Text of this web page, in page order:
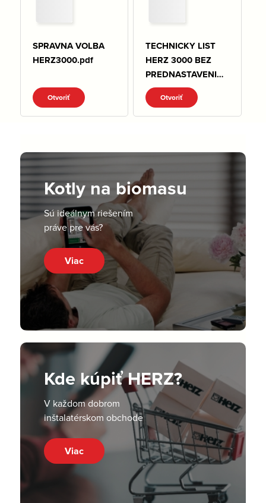
SPRAVNA VOLBA
HERZ3000.pdf
Otvoriť
TECHNICKY LIST
HERZ 3000 BEZ
PREDNASTAVENIA.
pdf
Otvoriť
Kotly na biomasu
Sú ideálnym riešením
práve pre vás?
Viac
Kde kúpiť HERZ?
V každom dobrom
inštalatérskom obchode
Viac